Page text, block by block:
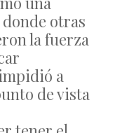
otras
la fuerza
a
de vista